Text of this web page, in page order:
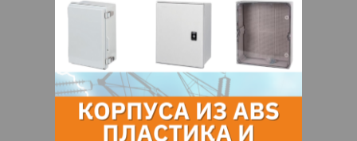
САМОКЛЕЯЩИЙСЯ МОНТАЖ
ВНЕШНИЙ ДИАМЕТР
НОМИНАЛЬНОЕ НАПРЯЖЕНИЕ